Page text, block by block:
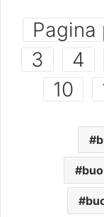
Pagina
3
4
10